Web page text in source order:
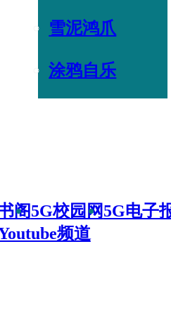
雪泥鸿爪
涂鸦自乐
阁5G校园网5G电子
频道